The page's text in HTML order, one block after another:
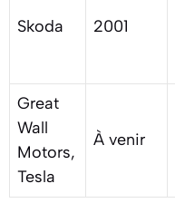
Skoda 2001
Great
Wall
Motors,
Tesla
À venir